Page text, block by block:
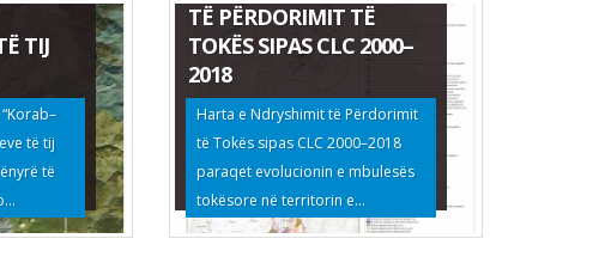
TIJ
të tij
të
TË PËRDORIMIT TË
TOKËS SIPAS CLC 2000–
2018
Harta e Ndryshimit të Përdorimit
të Tokës sipas CLC 2000–2018
paraqet evolucionin e mbulesës
tokësore në territorin e...
EKSPERTIZË E OFRUESIT
TË SHËRBIMEVE PËR
“VLERËSIMIN E GJENDJES
DHE PRODUKTIVITETIT